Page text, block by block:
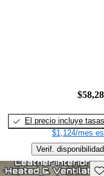
El precio incluye tasas
$1,124/mes
Verif. disponibilidad